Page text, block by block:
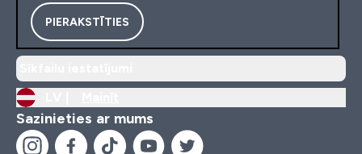
PIERAKSTĪTIES
Sazinieties ar mums